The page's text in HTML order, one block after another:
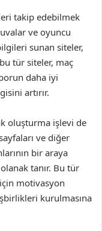
takip edebilmek
ve oyuncu
sunan siteler,
tür siteler, maç
daha iyi
artırır.
oluşturma işlevi de
ve diğer
bir araya
tanır. Bu tür
motivasyon
kurulmasına